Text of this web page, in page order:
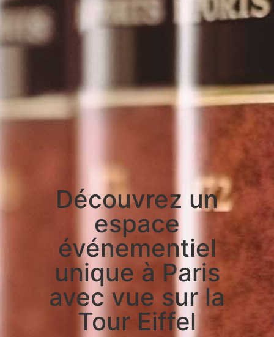
Découvrez un
espace
événementiel
unique à Paris
avec vue sur la
Tour Eiffel